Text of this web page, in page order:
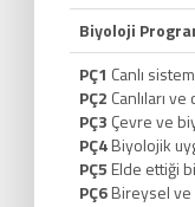
Biyoloji
PÇ1 Canlı
PÇ2 Canlıları
PÇ3 Çevre ve
PÇ4Biyolojik
PÇ5 Elde ettiği
PÇ6Bireysel ve